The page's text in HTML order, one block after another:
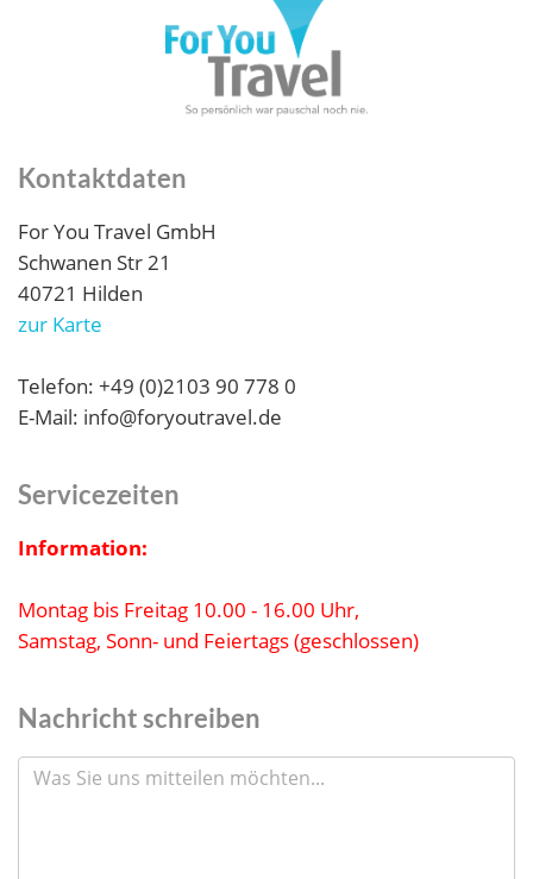
Kontaktdaten
For You Travel GmbH
Schwanen Str 21
40721 Hilden
zur Karte
Telefon: +49 (0)2103 90 778 0
E-Mail: info@foryoutravel.de
Servicezeiten
Information:
Montag bis Freitag 10.00 - 16.00 Uhr,
Samstag, Sonn- und Feiertags (geschlossen)
Nachricht schreiben